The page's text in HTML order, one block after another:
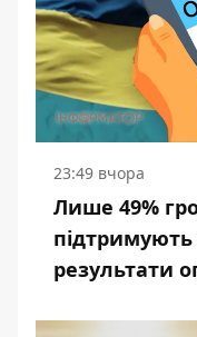
23:49 вчора
Лише 49%
підтримують
результати